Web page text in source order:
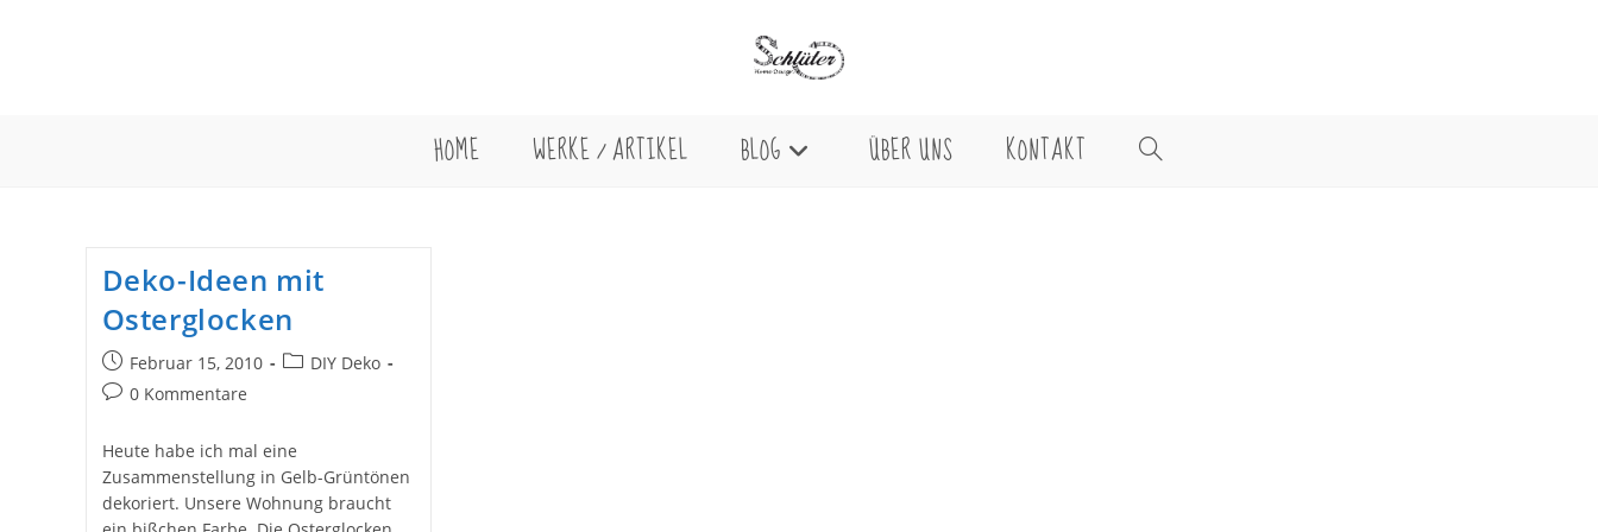
HOME WERKE / ARTIKEL BLOG ÜBER UNS KONTAKT WEBSITE-
Deko-Ideen mit
Osterglocken
Beitrag
veröffentlicht:
Februar 15, 2010
Beitrags-
DIY Deko
Beitrags-
0 Kommentare
Heute habe ich mal eine
Zusammenstellung in Gelb-Grüntönen
dekoriert. Unsere Wohnung braucht